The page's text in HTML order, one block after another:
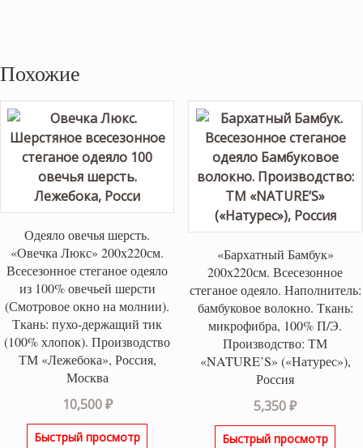
Похожие
Одеяло овечья шерсть.
«Овечка Люкс» 200х220см.
Всесезонное стеганое одеяло
из 100% овечьей шерсти
(Смотровое окно на молнии).
Ткань: пухо-держащий тик
(100% хлопок). Производство
ТМ «Лежебока», Россия,
Москва
10,500₽
Быстрый просмотр
«Бархатный Бамбук»
200х220см. Всесезонное
стеганое одеяло. Наполнитель:
бамбуковое волокно. Ткань:
микрофибра, 100% П/Э.
Производство: ТМ
«NATURE’S» («Натурес»),
Россия
5,350₽
Быстрый просмотр